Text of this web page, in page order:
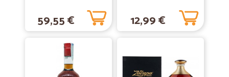
28/02/2020
—Sergio M.
Molto soddisfatto per la…
Molto soddisfatto per la puntualita.della consegna. I prodotti sono
eccellenti buonissimi al più presto farò altro ordine.
59,55 € 12,99 €